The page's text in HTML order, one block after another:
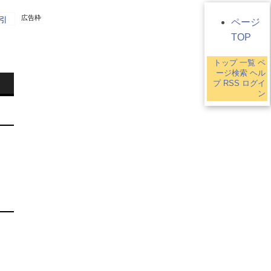
広告枠
ページ
TOP
トップ 一覧 ペ
ージ検索 ヘル
プ RSS ログイ
ン